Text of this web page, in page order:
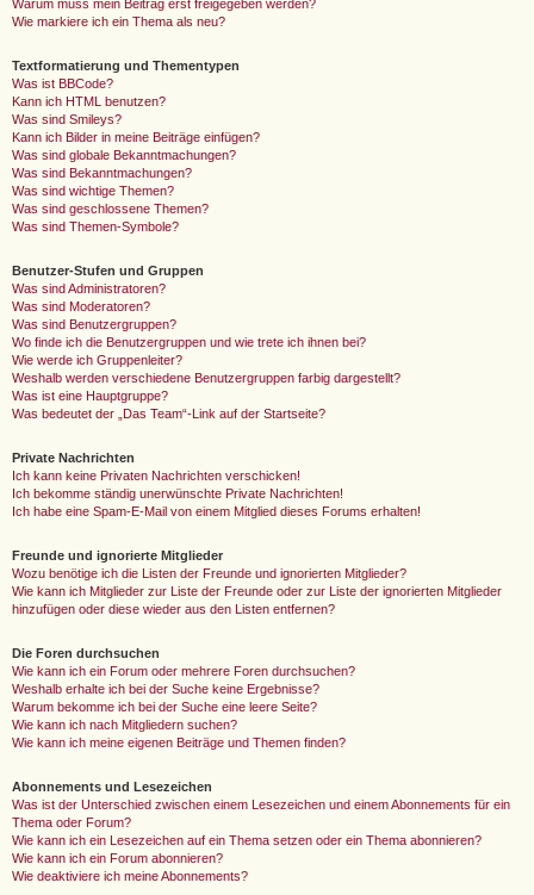
Warum muss mein Beitrag erst freigegeben werden?
Wie markiere ich ein Thema als neu?
Textformatierung und Thementypen
Was ist BBCode?
Kann ich HTML benutzen?
Was sind Smileys?
Kann ich Bilder in meine Beiträge einfügen?
Was sind globale Bekanntmachungen?
Was sind Bekanntmachungen?
Was sind wichtige Themen?
Was sind geschlossene Themen?
Was sind Themen-Symbole?
Benutzer-Stufen und Gruppen
Was sind Administratoren?
Was sind Moderatoren?
Was sind Benutzergruppen?
Wo finde ich die Benutzergruppen und wie trete ich ihnen bei?
Wie werde ich Gruppenleiter?
Weshalb werden verschiedene Benutzergruppen farbig dargestellt?
Was ist eine Hauptgruppe?
Was bedeutet der „Das Team“-Link auf der Startseite?
Private Nachrichten
Ich kann keine Privaten Nachrichten verschicken!
Ich bekomme ständig unerwünschte Private Nachrichten!
Ich habe eine Spam-E-Mail von einem Mitglied dieses Forums erhalten!
Freunde und ignorierte Mitglieder
Wozu benötige ich die Listen der Freunde und ignorierten Mitglieder?
Wie kann ich Mitglieder zur Liste der Freunde oder zur Liste der ignorierten Mitglieder
hinzufügen oder diese wieder aus den Listen entfernen?
Die Foren durchsuchen
Wie kann ich ein Forum oder mehrere Foren durchsuchen?
Weshalb erhalte ich bei der Suche keine Ergebnisse?
Warum bekomme ich bei der Suche eine leere Seite?
Wie kann ich nach Mitgliedern suchen?
Wie kann ich meine eigenen Beiträge und Themen finden?
Abonnements und Lesezeichen
Was ist der Unterschied zwischen einem Lesezeichen und einem Abonnements für ein
Thema oder Forum?
Wie kann ich ein Lesezeichen auf ein Thema setzen oder ein Thema abonnieren?
Wie kann ich ein Forum abonnieren?
Wie deaktiviere ich meine Abonnements?